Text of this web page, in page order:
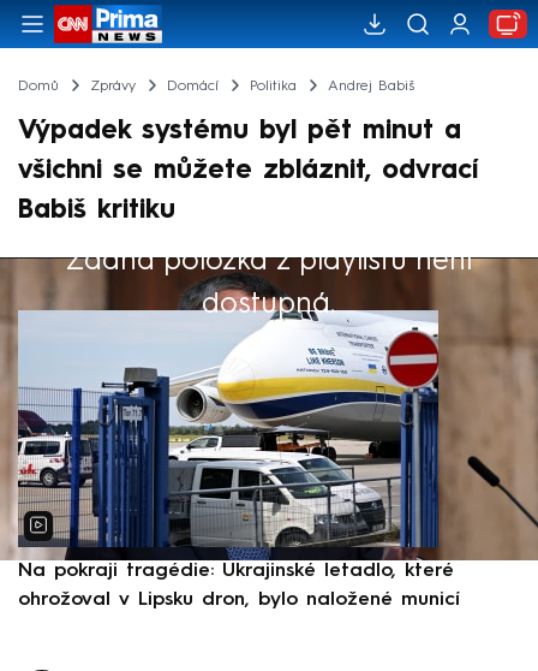
Domů Zprávy Domácí Politika Andrej Babiš
Výpadek systému byl pět minut a
všichni se můžete zbláznit, odvrací
Babiš kritiku
Žádná položka z playlistu není
dostupná.
Výběr redakce
Na pokraji tragédie: Ukrajinské letadlo, které
ohrožoval v Lipsku dron, bylo naložené municí